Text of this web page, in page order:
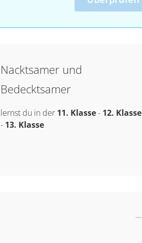
Nacktsamer und
Bedecktsamer
lernst du in der 11. Klasse- 12. Klasse
- 13. Klasse